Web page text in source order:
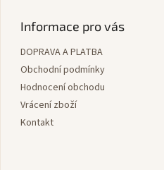
Informace pro vás
DOPRAVA A PLATBA
Obchodní podmínky
Hodnocení obchodu
Vrácení zboží
Kontakt